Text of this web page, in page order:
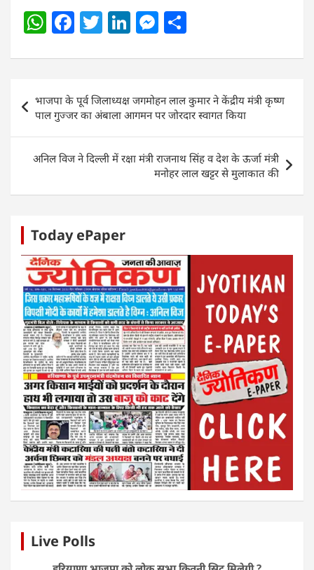
W
at
s
A
p
p
F
c
e
b
o
o
T
itt
er
Li
k
e
dI
n
M
ss
e
n
g
er
ar
e
navigation
भाजपा के पूर्व जिलाध्यक्ष जगमोहन लाल कुमार ने केंद्रीय मंत्री कृष्ण
पाल गुज्जर का अंबाला आगमन पर जोरदार स्वागत किया
अनिल विज ने दिल्ली में रक्षा मंत्री राजनाथ सिंह व देश के ऊर्जा मंत्री
मनोहर लाल खट्टर से मुलाकात की
Today ePaper
Live Polls